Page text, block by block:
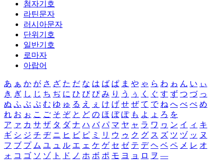
첨자기호
라틴문자
러시아문자
단위기호
일반기호
로마자
아랍어
あ ぁ か が さ ざ た だ な は ば ぱ ま や ゃ ら わ ゎ ん い ぃ
き ぎ し じ ち ぢ に ひ び ぴ み り う ぅ く ぐ す ず つ づ っ
ぬ ふ ぶ ぷ む ゆ ゅ る え ぇ け げ せ ぜ て で ね へ べ ぺ め
れ お ぉ こ ご そ ぞ と ど の ほ ぼ ぽ も よ ょ ろ を
ア ァ カ サ ザ タ ダ ナ ハ バ パ マ ヤ ャ ラ ワ ヮ ン イ ィ キ
ギ シ ジ チ ヂ ニ ヒ ビ ピ ミ リ ウ ゥ ク グ ス ズ ツ ヅ ッ ヌ
フ ブ プ ム ユ ュ ル エ ェ ケ ゲ セ ゼ テ デ ヘ ベ ペ メ レ オ
ォ コ ゴ ソ ゾ ト ド ノ ホ ボ ポ モ ヨ ョ ロ ヲ ―